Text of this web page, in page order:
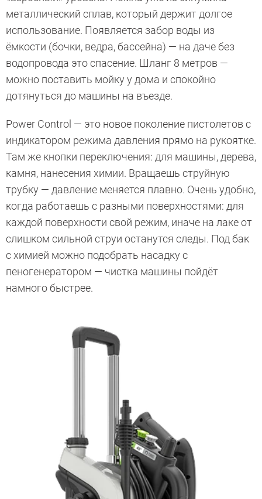
металлический сплав, который держит долгое
использование. Появляется забор воды из
ёмкости (бочки, ведра, бассейна) — на даче без
водопровода это спасение. Шланг 8 метров —
можно поставить мойку у дома и спокойно
дотянуться до машины на въезде.
Power Control — это новое поколение пистолетов с
индикатором режима давления прямо на рукоятке.
Там же кнопки переключения: для машины, дерева,
камня, нанесения химии. Вращаешь струйную
трубку — давление меняется плавно. Очень удобно,
когда работаешь с разными поверхностями: для
каждой поверхности свой режим, иначе на лаке от
слишком сильной струи останутся следы. Под бак
с химией можно подобрать насадку с
пеногенератором — чистка машины пойдёт
намного быстрее.